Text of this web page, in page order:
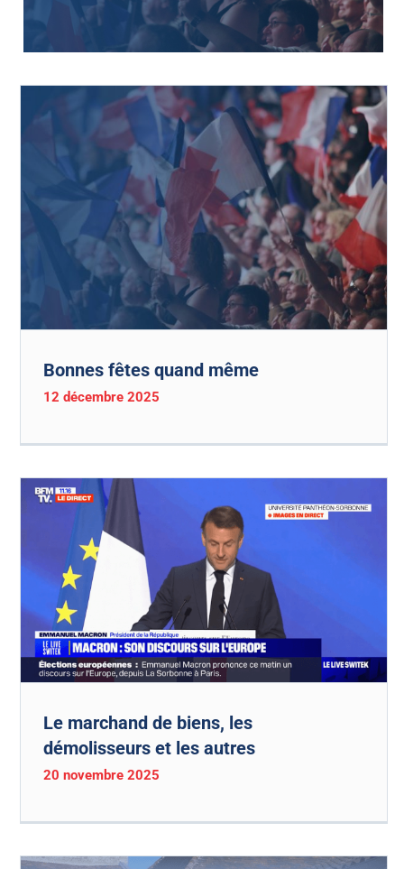
Bonnes fêtes quand même
12 décembre 2025
Le marchand de biens, les
démolisseurs et les autres
20 novembre 2025